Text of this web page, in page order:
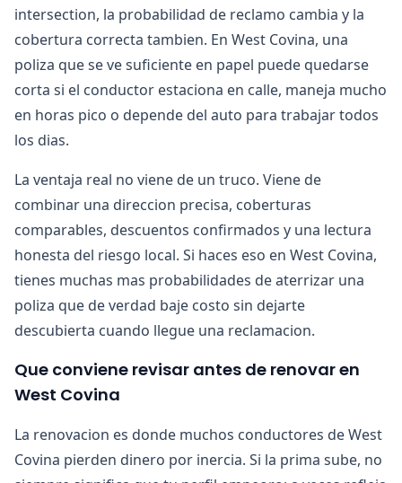
intersection, la probabilidad de reclamo cambia y la
cobertura correcta tambien. En West Covina, una
poliza que se ve suficiente en papel puede quedarse
corta si el conductor estaciona en calle, maneja mucho
en horas pico o depende del auto para trabajar todos
los dias.
La ventaja real no viene de un truco. Viene de
combinar una direccion precisa, coberturas
comparables, descuentos confirmados y una lectura
honesta del riesgo local. Si haces eso en West Covina,
tienes muchas mas probabilidades de aterrizar una
poliza que de verdad baje costo sin dejarte
descubierta cuando llegue una reclamacion.
Que conviene revisar antes de renovar en
West Covina
La renovacion es donde muchos conductores de West
Covina pierden dinero por inercia. Si la prima sube, no